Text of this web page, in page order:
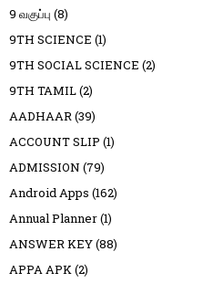
9 வகுப்பு (8)
9TH SCIENCE (1)
9TH SOCIAL SCIENCE (2)
9TH TAMIL(2)
AADHAAR(39)
ACCOUNT SLIP (1)
ADMISSION (79)
Android Apps (162)
Annual Planner(1)
ANSWER KEY(88)
APPA APK(2)